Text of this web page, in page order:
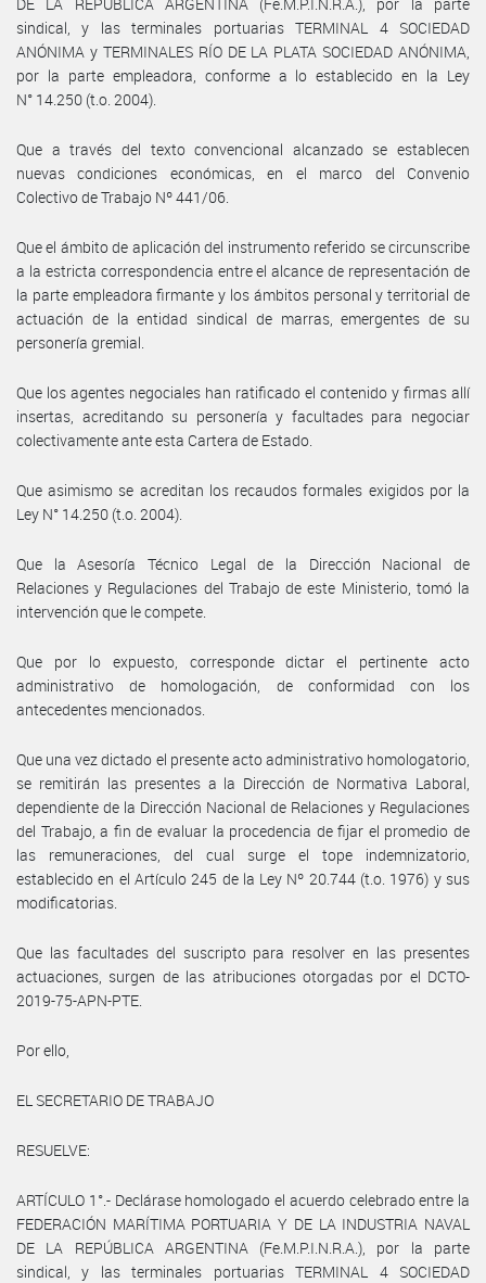
sindical, y las terminales portuarias TERMINAL 4 SOCIEDAD
ANÓNIMA y TERMINALES RÍO DE LA PLATA SOCIEDAD ANÓNIMA,
por la parte empleadora, conforme a lo establecido en la Ley
N° 14.250 (t.o. 2004).
Que a través del texto convencional alcanzado se establecen
nuevas condiciones económicas, en el marco del Convenio
Colectivo de Trabajo Nº 441/06.
Que el ámbito de aplicación del instrumento referido se circunscribe
a la estricta correspondencia entre el alcance de representación de
la parte empleadora firmante y los ámbitos personal y territorial de
actuación de la entidad sindical de marras, emergentes de su
personería gremial.
Que los agentes negociales han ratificado el contenido y firmas allí
insertas, acreditando su personería y facultades para negociar
colectivamente ante esta Cartera de Estado.
Que asimismo se acreditan los recaudos formales exigidos por la
Ley N° 14.250 (t.o. 2004).
Que la Asesoría Técnico Legal de la Dirección Nacional de
Relaciones y Regulaciones del Trabajo de este Ministerio, tomó la
intervención que le compete.
Que por lo expuesto, corresponde dictar el pertinente acto
administrativo de homologación, de conformidad con los
antecedentes mencionados.
Que una vez dictado el presente acto administrativo homologatorio,
se remitirán las presentes a la Dirección de Normativa Laboral,
dependiente de la Dirección Nacional de Relaciones y Regulaciones
del Trabajo, a fin de evaluar la procedencia de fijar el promedio de
las remuneraciones, del cual surge el tope indemnizatorio,
establecido en el Artículo 245 de la Ley Nº 20.744 (t.o. 1976) y sus
modificatorias.
Que las facultades del suscripto para resolver en las presentes
actuaciones, surgen de las atribuciones otorgadas por el DCTO-
2019-75-APN-PTE.
Por ello,
EL SECRETARIO DE TRABAJO
RESUELVE:
ARTÍCULO 1°.- Declárase homologado el acuerdo celebrado entre la
FEDERACIÓN MARÍTIMA PORTUARIA Y DE LA INDUSTRIA NAVAL
DE LA REPÚBLICA ARGENTINA (Fe.M.P.I.N.R.A.), por la parte
sindical, y las terminales portuarias TERMINAL 4 SOCIEDAD